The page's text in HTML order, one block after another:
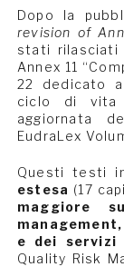
Dopo la
revision of
stati rilasciati
Annex 11
22 dedicato
ciclo di vita
aggiornata
EudraLex
Questi testi
estesa (17
maggiore
e dei servizi
Quality Risk